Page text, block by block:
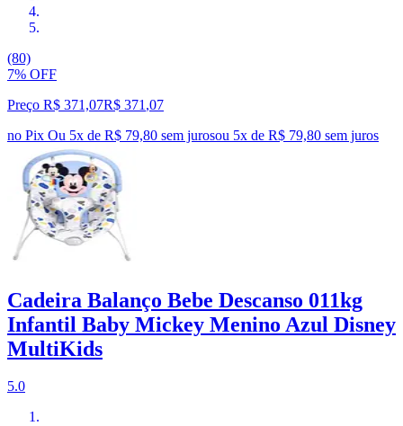
(80)
7% OFF
Preço R$ 371,07R$ 371 ,07
no Pix Ou 5x de R$ 79,80 sem jurosou 5x de R$ 79,80 sem juros
Cadeira Balanço Bebe Descanso 011kg
Infantil Baby Mickey Menino Azul Disney
MultiKids
5.0